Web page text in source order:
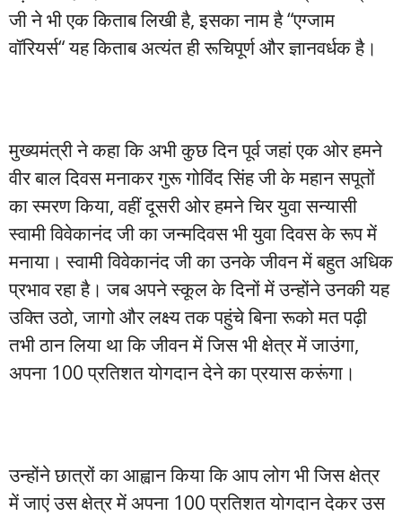
जी ने भी एक किताब लिखी है, इसका नाम है “एग्जाम
वॉरियर्स“ यह किताब अत्यंत ही रूचिपूर्ण और ज्ञानवर्धक है।
मुख्यमंत्री ने कहा कि अभी कुछ दिन पूर्व जहां एक ओर हमने
वीर बाल दिवस मनाकर गुरू गोविंद सिंह जी के महान सपूतों
का स्मरण किया, वहीं दूसरी ओर हमने चिर युवा सन्यासी
स्वामी विवेकानंद जी का जन्मदिवस भी युवा दिवस के रूप में
मनाया। स्वामी विवेकानंद जी का उनके जीवन में बहुत अधिक
प्रभाव रहा है। जब अपने स्कूल के दिनों में उन्होंने उनकी यह
उक्ति उठो, जागो और लक्ष्य तक पहुंचे बिना रूको मत पढ़ी
तभी ठान लिया था कि जीवन में जिस भी क्षेत्र में जाउंगा,
अपना 100 प्रतिशत योगदान देने का प्रयास करूंगा।
उन्होंने छात्रों का आह्वान किया कि आप लोग भी जिस क्षेत्र
में जाएं उस क्षेत्र में अपना 100 प्रतिशत योगदान देकर उस